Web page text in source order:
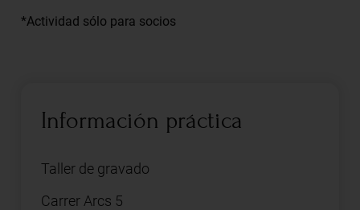
*Actividad sólo para socios
Información práctica
Taller de gravado
Carrer Arcs 5